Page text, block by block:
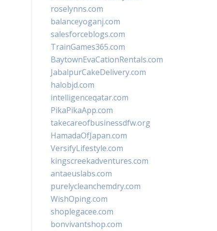
roselynns.com
balanceyoganj.com
salesforceblogs.com
TrainGames365.com
BaytownEvaCationRentals.com
JabalpurCakeDelivery.com
halobjd.com
intelligenceqatar.com
PikaPikaApp.com
takecareofbusinessdfw.org
HamadaOfJapan.com
VersifyLifestyle.com
kingscreekadventures.com
antaeuslabs.com
purelycleanchemdry.com
WishOping.com
shoplegacee.com
bonvivantshop.com